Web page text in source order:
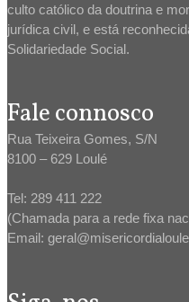
culto católico da doutrina e
jurídica civil, e está
Solidariedade Social.
Fale connosco
Rua Teixeira Gomes, S/N
8100 – 629 Loulé
Tel: 289 411 222
(Chamada para a rede fixa
Email: